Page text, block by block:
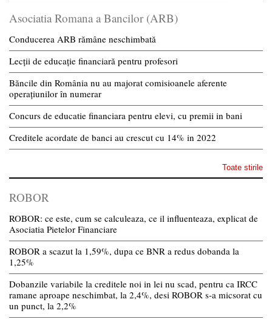
Asociatia Romana a Bancilor (ARB)
Conducerea ARB rămâne neschimbată
Lecții de educație financiară pentru profesori
Băncile din România nu au majorat comisioanele aferente
operațiunilor în numerar
Concurs de educatie financiara pentru elevi, cu premii in bani
Creditele acordate de banci au crescut cu 14% in 2022
Toate stirile
ROBOR
ROBOR: ce este, cum se calculeaza, ce il influenteaza, explicat de
Asociatia Pietelor Financiare
ROBOR a scazut la 1,59%, dupa ce BNR a redus dobanda la
1,25%
Dobanzile variabile la creditele noi in lei nu scad, pentru ca IRCC
ramane aproape neschimbat, la 2,4%, desi ROBOR s-a micsorat cu
un punct, la 2,2%